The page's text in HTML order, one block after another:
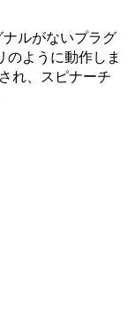
ルがないプラグ
のように動作しま
れ、スピナーチ